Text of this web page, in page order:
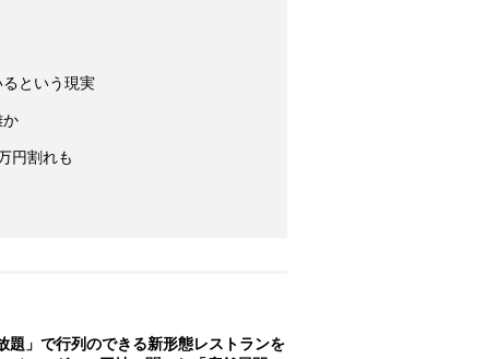
という現実
か
円割れも
題」で行列のできる新形態レストランを